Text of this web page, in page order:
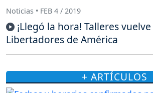
Noticias • FEB 4 / 2019
¡Llegó la hora! Talleres
Libertadores de América
+ ARTÍCULOS